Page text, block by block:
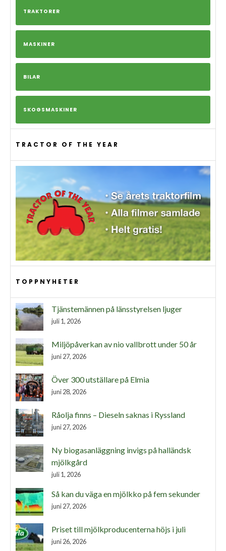
TRAKTORER
MASKINER
BILAR
SKOGSMASKINER
TRACTOR OF THE YEAR
TOPPNYHETER
Tjänstemännen på länsstyrelsen ljuger
juli 1, 2026
Miljöpåverkan av nio vallbrott under 50 år
juni 27, 2026
Över 300 utställare på Elmia
juni 28, 2026
Råolja finns – Dieseln saknas i Ryssland
juni 27, 2026
Ny biogasanläggning invigs på halländsk
mjölkgård
juli 1, 2026
Så kan du väga en mjölkko på fem sekunder
juni 27, 2026
Priset till mjölkproducenterna höjs i juli
juni 26, 2026